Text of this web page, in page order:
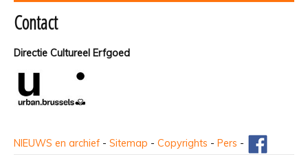
Contact
Directie Cultureel Erfgoed
NIEUWS en archief - Sitemap - Copyrights - Pers -